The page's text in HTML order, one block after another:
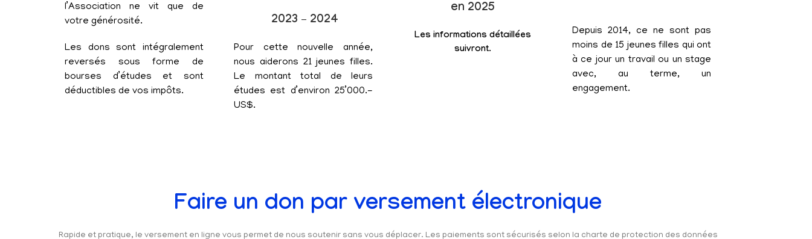
l’Association ne vit que de
votre générosité.
Les dons sont intégralement
reversés sous forme de
bourses d’études et sont
déductibles de vos impôts.
2023 – 2024
Pour cette nouvelle année,
nous aiderons 21 jeunes filles.
Le montant total de leurs
études est d’environ 25’000.-
US$.
en 2025
Les informations détaillées
suivront.
Depuis 2014, ce ne sont pas
moins de 15 jeunes filles qui ont
à ce jour un travail ou un stage
avec, au terme, un
engagement.
Faire un don par versement électronique
Rapide et pratique, le versement en ligne vous permet de nous soutenir sans vous déplacer. Les paiements sont sécurisés selon la charte de protection des données